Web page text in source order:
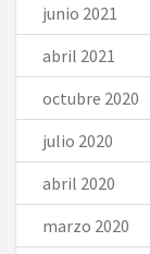
junio 2021
abril 2021
octubre 2020
julio 2020
abril 2020
marzo 2020